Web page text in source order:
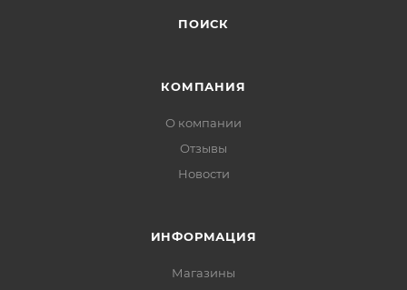
ПОИСК
КОМПАНИЯ
О компании
Отзывы
Новости
ИНФОРМАЦИЯ
Магазины